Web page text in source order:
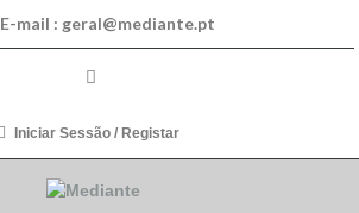
E-mail : geral@mediante.pt
Iniciar Sessão / Registar